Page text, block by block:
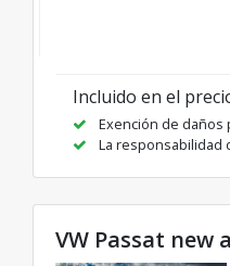
Incluido en el
Exención de daños
La responsabilidad
VW Passat new